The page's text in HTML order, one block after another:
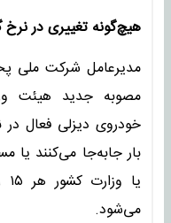
هیچ‌گونه تغییری در نرخ
مدیرعامل شرکت ملی
مصوبه جدید هیئت
خودروی دیزلی فعال در
بار جابه‌جا می‌کنند یا
می‌شود.